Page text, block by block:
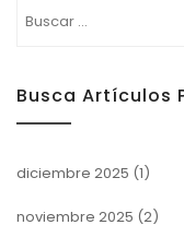
Buscar:
Busca Artículos
diciembre 2025 (1)
noviembre 2025 (2)